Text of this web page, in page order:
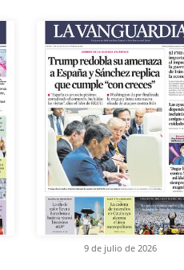
9 de julio de 2026